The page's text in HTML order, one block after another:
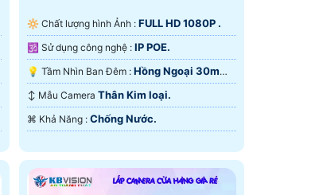
🔆 Chất lượng hình Ảnh : FULL HD 1080P .
🕉️ Sử dụng công nghệ : IP POE.
💡 Tầm Nhìn Ban Đêm : Hồng Ngoại 30m
Hồng Ngoại Smart IR.
↕️ Mẫu Camera Thân Kim loại.
️⌘ Khả Năng : Chống Nước.